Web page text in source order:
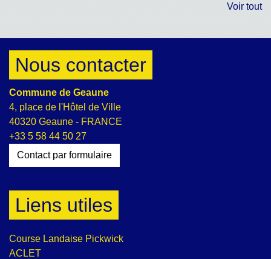
Voir tout
Nous contacter
Commune de Geaune
4, place de l'Hôtel de Ville
40320 Geaune - FRANCE
+33 5 58 44 50 27
Contact par formulaire
Liens utiles
Course Landaise Pickwick
ACLET